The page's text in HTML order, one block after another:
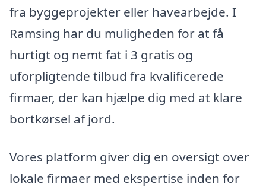
fra byggeprojekter eller havearbejde. I
Ramsing har du muligheden for at få
hurtigt og nemt fat i 3 gratis og
uforpligtende tilbud fra kvalificerede
firmaer, der kan hjælpe dig med at klare
bortkørsel af jord.
Vores platform giver dig en oversigt over
lokale firmaer med ekspertise inden for